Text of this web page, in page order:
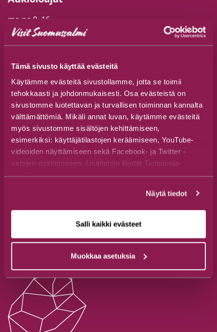
Tämä sivusto käyttää evästeitä
Käytämme evästeitä sivustollamme, jotta se toimii
tehokkaasti ja johdonmukaisesti. Osa evästeistä on
sivustomme luotettavan ja turvallisen toiminnan kannalta
välttämättömiä. Mikäli annat luvan, käytämme evästeitä
myös sivustomme sisältöjen kehittämiseen,
esimerkiksi: käyttäjätilastojen keräämiseen, YouTube-
videoiden näyttämiseen sekä Facebook- ja Twitter -
virtojen esittämiseen. Lisätietoja löydät Tietosuoja-
sivuiltamme.
Näytä tiedot
Salli kaikki evästeet
Muokkaa asetuksia
ma-pe 9–16
(15.6.-9.8.) ma-pe 9–18 & la-su 10–18
Info
Tietosuojaseloste
Saavutettavuusseloste